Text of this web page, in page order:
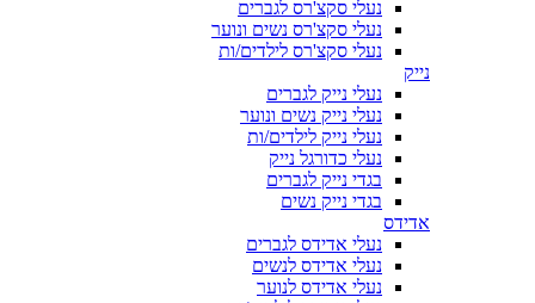
נעלי סקצ'רס לגברים
נעלי סקצ'רס נשים ונוער
נעלי סקצ'רס לילדים/ות
נייק
נעלי נייק לגברים
נעלי נייק נשים ונוער
נעלי נייק לילדים/ות
נעלי כדורגל נייק
בגדי נייק לגברים
בגדי נייק נשים
אדידס
נעלי אדידס לגברים
נעלי אדידס לנשים
נעלי אדידס לנוער